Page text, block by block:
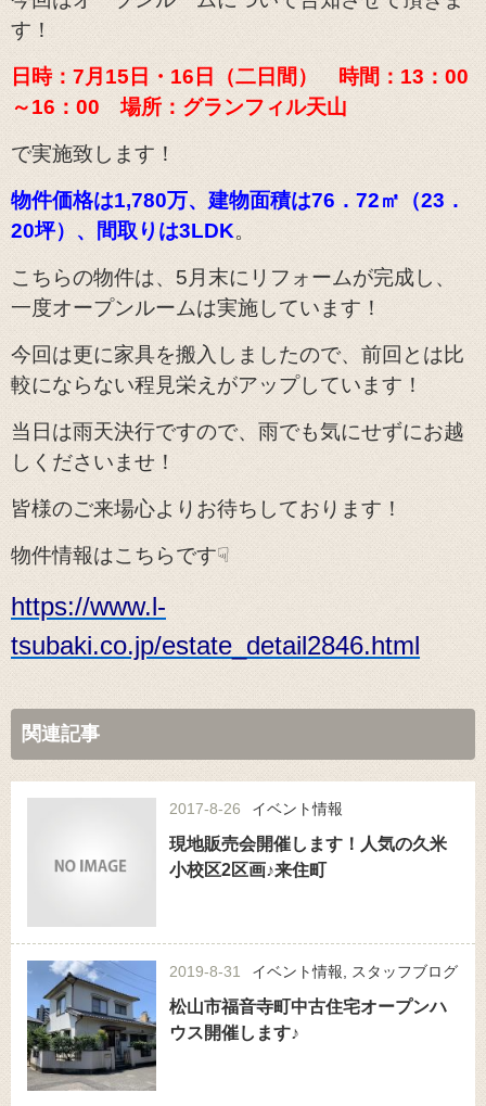
す！
日時：7月15日・16日（二日間） 時間：13：00
～16：00 場所：グランフィル天山
で実施致します！
物件価格は1,780万、建物面積は76．72㎡（23．
20坪）、間取りは3LDK。
こちらの物件は、5月末にリフォームが完成し、
一度オープンルームは実施しています！
今回は更に家具を搬入しましたので、前回とは比
較にならない程見栄えがアップしています ！
当日は雨天決行ですので、雨でも気にせずにお越
しくださいませ！
皆様のご来場心よりお待ちしております！
物件情報はこちらです☟
https://www.l-
tsubaki.co.jp/estate_detail2846.html
関連記事
2017-8-26 イベント情報
現地販売会開催します！人気の久米
小校区2区画♪来住町
2019-8-31 イベント情報 スタッフブログ
松山市福音寺町中古住宅オープンハ
ウス開催します♪